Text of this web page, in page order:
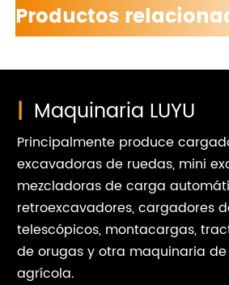
Productos
| Maquinaria LUYU
Principalmente produce
excavadoras de ruedas, mini
mezcladoras de carga
retroexcavadores, cargadores
telescópicos, montacargas,
de orugas y otra maquinaria
agrícola.